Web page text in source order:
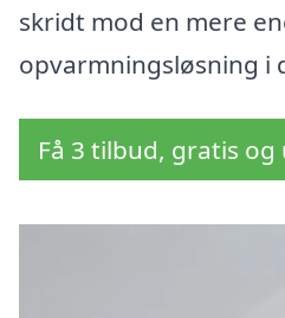
skridt mod en mere
opvarmningsløsning i
Få 3 tilbud, gratis